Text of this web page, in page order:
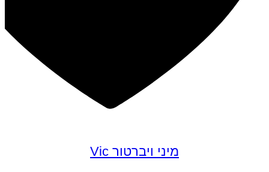
מיני ויברטור Vic